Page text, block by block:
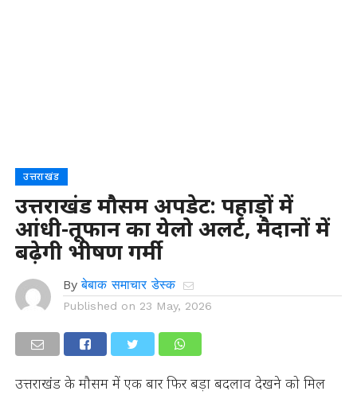
उत्तराखंड
उत्तराखंड मौसम अपडेट: पहाड़ों में
आंधी-तूफान का येलो अलर्ट, मैदानों में
बढ़ेगी भीषण गर्मी
By बेबाक समाचार डेस्क
Published on 23 May, 2026
उत्तराखंड के मौसम में एक बार फिर बड़ा बदलाव देखने को मिल